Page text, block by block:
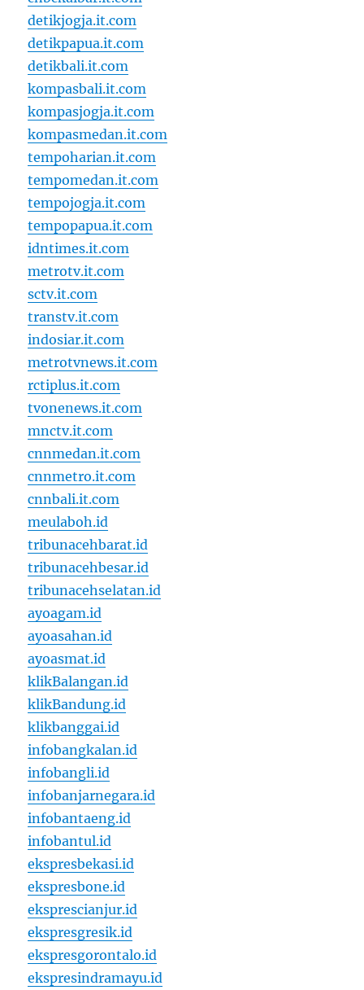
detikjogja.it.com
detikpapua.it.com
detikbali.it.com
kompasbali.it.com
kompasjogja.it.com
kompasmedan.it.com
tempoharian.it.com
tempomedan.it.com
tempojogja.it.com
tempopapua.it.com
idntimes.it.com
metrotv.it.com
sctv.it.com
transtv.it.com
indosiar.it.com
metrotvnews.it.com
rctiplus.it.com
tvonenews.it.com
mnctv.it.com
cnnmedan.it.com
cnnmetro.it.com
cnnbali.it.com
meulaboh.id
tribunacehbarat.id
tribunacehbesar.id
tribunacehselatan.id
ayoagam.id
ayoasahan.id
ayoasmat.id
klikBalangan.id
klikBandung.id
klikbanggai.id
infobangkalan.id
infobangli.id
infobanjarnegara.id
infobantaeng.id
infobantul.id
ekspresbekasi.id
ekspresbone.id
eksprescianjur.id
ekspresgresik.id
ekspresgorontalo.id
ekspresindramayu.id